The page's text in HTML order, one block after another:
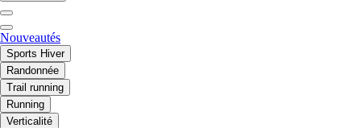
Nouveautés
Sports Hiver
Randonnée
Trail running
Running
Verticalité